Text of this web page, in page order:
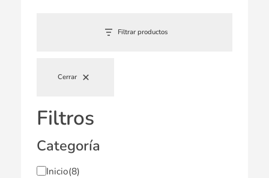
Filtrar productos
Cerrar
Filtros
Categoría
Inicio(8)